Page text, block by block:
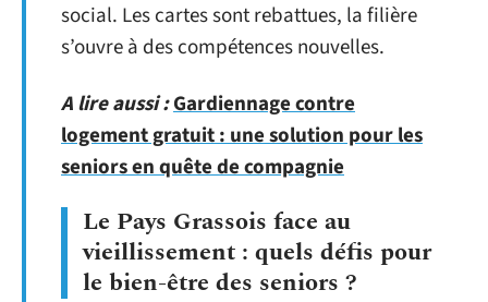
social. Les cartes sont rebattues, la filière
s’ouvre à des compétences nouvelles.
A lire aussi :Gardiennage contre
logement gratuit : une solution pour les
seniors en quête de compagnie
Le Pays Grassois face au
vieillissement : quels défis pour
le bien-être des seniors ?